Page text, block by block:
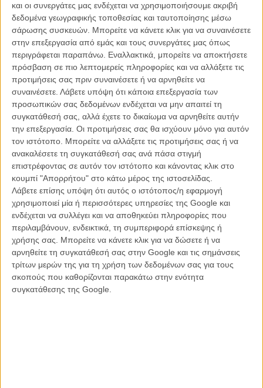
και οι συνεργάτες μας ενδέχεται να χρησιμοποιήσουμε ακριβή
δεδομένα γεωγραφικής τοποθεσίας και ταυτοποίησης μέσω
σάρωσης συσκευών. Μπορείτε να κάνετε κλικ για να συναινέσετε
στην επεξεργασία από εμάς και τους συνεργάτες μας όπως
περιγράφεται παραπάνω. Εναλλακτικά, μπορείτε να αποκτήσετε
πρόσβαση σε πιο λεπτομερείς πληροφορίες και να αλλάξετε τις
προτιμήσεις σας πριν συναινέσετε ή να αρνηθείτε να
συναινέσετε. Λάβετε υπόψη ότι κάποια επεξεργασία των
προσωπικών σας δεδομένων ενδέχεται να μην απαιτεί τη
συγκατάθεσή σας, αλλά έχετε το δικαίωμα να αρνηθείτε αυτήν
την επεξεργασία. Οι προτιμήσεις σας θα ισχύουν μόνο για αυτόν
τον ιστότοπο. Μπορείτε να αλλάξετε τις προτιμήσεις σας ή να
ανακαλέσετε τη συγκατάθεσή σας ανά πάσα στιγμή
επιστρέφοντας σε αυτόν τον ιστότοπο και κάνοντας κλικ στο
κουμπί "Απορρήτου" στο κάτω μέρος της ιστοσελίδας.
Λάβετε επίσης υπόψη ότι αυτός ο ιστότοπος/η εφαρμογή
χρησιμοποιεί μία ή περισσότερες υπηρεσίες της Google και
ενδέχεται να συλλέγει και να αποθηκεύει πληροφορίες που
περιλαμβάνουν, ενδεικτικά, τη συμπεριφορά επίσκεψης ή
χρήσης σας. Μπορείτε να κάνετε κλικ για να δώσετε ή να
αρνηθείτε τη συγκατάθεσή σας στην Google και τις σημάνσεις
τρίτων μερών της για τη χρήση των δεδομένων σας για τους
σκοπούς που καθορίζονται παρακάτω στην ενότητα
συγκατάθεσης της Google.
Ακριβώς δηλαδή ό,τι καταφέρνουν οι δύο αδελφές, η Θεμούλα και η
Μάτι που μεγαλώνουν μόνες τους, με χρέη του παρελθόντος που
δεν διαγράφονται εύκολα και όνειρα που συνθλίβονται όταν βγουν
έξω από τον πολύχρωμο κόσμο τους, σε ένα ποπ νουάρ
κινηματογραφικό παραμύθι που κάνει το girl power να μοιάζει με το
μαγικό φίλτρο που χρειάζεται ο κόσμος για να αλλάξει και την
αθωότητα το πιο ισχυρό όπλο απέναντι στο κακό.
Πτυχιακή εργασία για λογαριασμό της Σχολής Κινηματογράφου του
Αριστοτελείου Πανεπιστημίου Θεσσαλονίκης με καθηγητή
επιβλέποντα τον Περικλή Χούρσογλου, γραμμένο με βαθιά αλήθεια
και συγκίνηση από την Καλλιόπη Αραμπατζή, τα «Τσουλάκια»
συστήνουν πάνω απ' όλα το σκηνοθετικό βλέμμα της Δέσποινας
Μαυρίδου που μιλάει στο Flix για την περιπέτεια μιας ταινίας που
είχε βρει τον εαυτό της της πριν ακόμη βρει τη θέση της στον κόσμο
του σύγχρονου ελληνικού σινεμά.
Η ταινία «Τσουλάκια» θα προβληθεί τη Δευτέρα 17, την Τρίτη
18 και την Τετάρτη 19 Ιουλίου στις 21.00 (αμέσως πριν την Α’
προβολή της ταινίας «Black Stone») στο Σινέ Αλεξάνδρα (Ηρ.
Πολυτεχνείου 27, Χαλάνδρι). Στις 17 Ιουλίου η προβολή θα
πραγματοποιηθεί παρουσία σκηνοθέτη. Από τις 18 Ιουλίου,
θα προβάλλεται σε αποκλειστική α' προβολή στο